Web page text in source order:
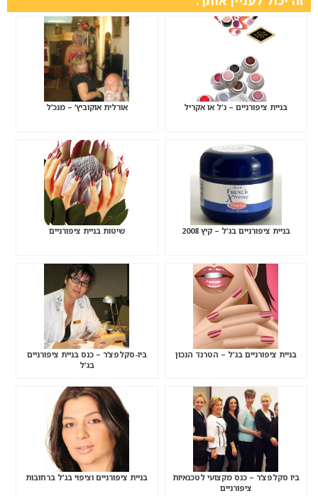
בניית ציפורניים – ג’ל או אקריל אורלית אוקוביץ’ – מנכ’ל
בניית ציפורניים בג’ל – קיץ 2008 שיטות בניית ציפורניים
בניית ציפורניים בג’ל – הטרנד הנכון
ביו-סקלפצ’ר – כנס בניית ציפורניים
בג’ל
ביו סקלפצ’ר – כנס מקצועי לטכנאיות
ציפורניים
בניית ציפורניים וציפוי בג’ל ברחובות